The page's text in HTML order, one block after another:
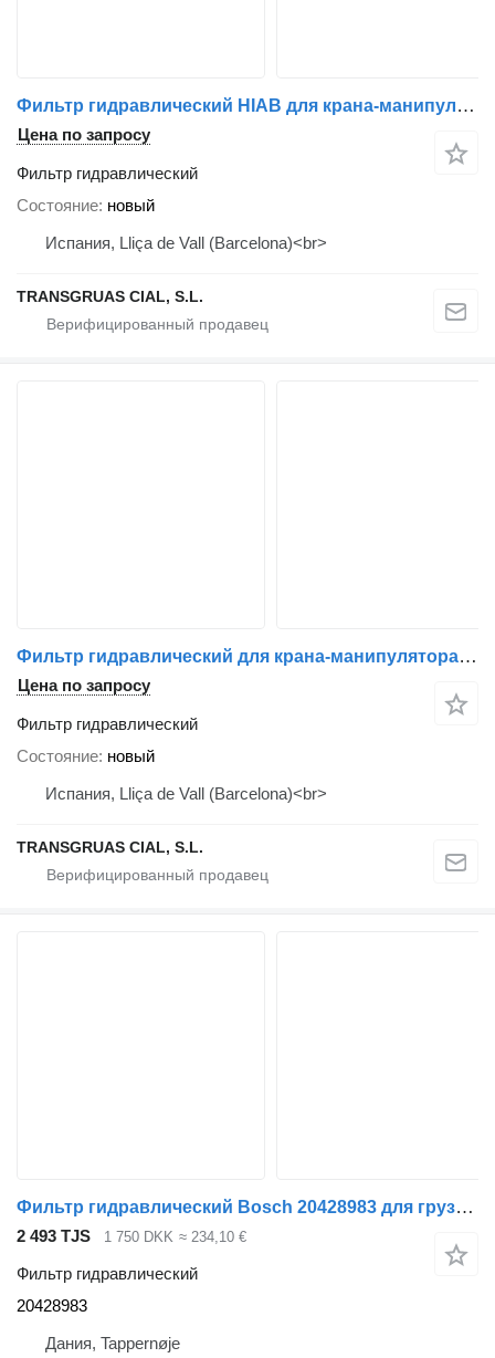
Фильтр гидравлический HIAB для крана-манипулятора
Цена по запросу
Фильтр гидравлический
Состояние новый
Испания, Lliça de Vall (Barcelona)<br>
TRANSGRUAS CIAL, S.L.
Фильтр гидравлический для крана-манипулятора Fassi
Цена по запросу
Фильтр гидравлический
Состояние новый
Испания, Lliça de Vall (Barcelona)<br>
TRANSGRUAS CIAL, S.L.
Фильтр гидравлический Bosch 20428983 для грузовика Volvo
2 493 TJS 1 750 DKK ≈ 234,10 €
Фильтр гидравлический
20428983
Дания, Tappernøje